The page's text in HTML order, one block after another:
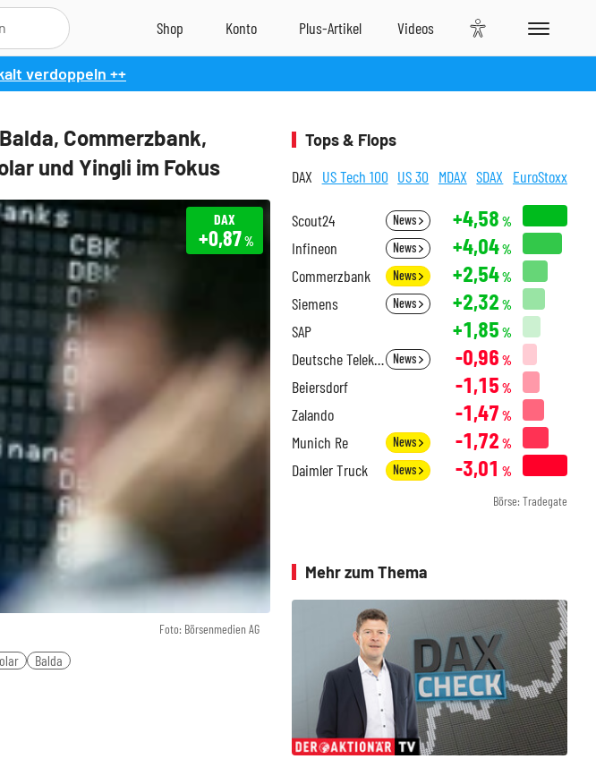
verdoppeln ++
Commerzbank,
und Yingli im Fokus
Foto: Börsenmedien AG
DAX
+0,87%
Balda
Tops & Flops
DAX US Tech 100 US 30 MDAX SDAX EuroStoxx
Scout24 News +4,58 %
Infineon News +4,04%
Commerzbank News +2,54%
Siemens News +2,32 %
SAP +1,85 %
Deutsche Telekom News -0,96 %
Beiersdorf -1,15 %
Zalando -1,47 %
Munich Re News -1,72 %
Daimler Truck News -3,01 %
Börse: Tradegate
Mehr zum Thema